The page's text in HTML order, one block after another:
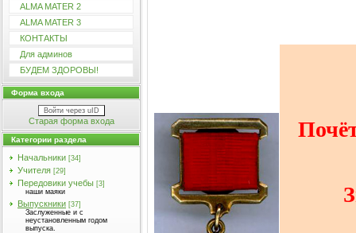
ALMA MATER 2
ALMA MATER 3
КОНТАКТЫ
Для админов
БУДЕМ ЗДОРОВЫ!
Форма входа
Войти через uID
Старая форма входа
Категории раздела
Начальники [34]
Учителя [29]
Передовики учебы [3]
наши маяки
Выпускники [37]
Заслуженные и с
неустановленным годом
выпуска.